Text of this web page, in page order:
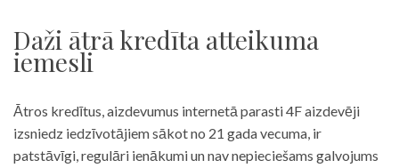
Daži ātrā kredīta atteikuma
iemesli
Ātros kredītus, aizdevumus internetā parasti 4F aizdevēji
izsniedz iedzīvotājiem sākot no 21 gada vecuma, ir
patstāvīgi, regulāri ienākumi un nav nepieciešams galvojums